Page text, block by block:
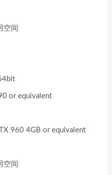
空间
or equivalent
960 4GB or equivalent
空间